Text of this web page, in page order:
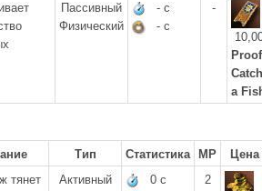
Пассивный
Физический
- с
- с
-
a
Тип Статистика MP
Цена
тянет
Активный
0 с
2